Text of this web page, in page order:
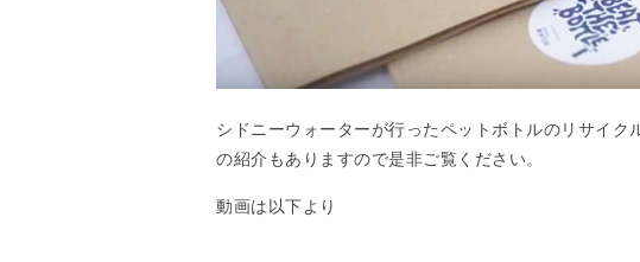
シドニーウォーターが行ったペットボトルのリサイ
の紹介もありますので是非ご覧ください。
動画は以下より